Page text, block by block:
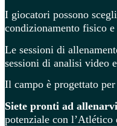
I giocatori possono
condizionamento fisico e
Le sessioni di
sessioni di analisi video
Il campo è progettato
Siete pronti ad
potenziale con l’Atlético